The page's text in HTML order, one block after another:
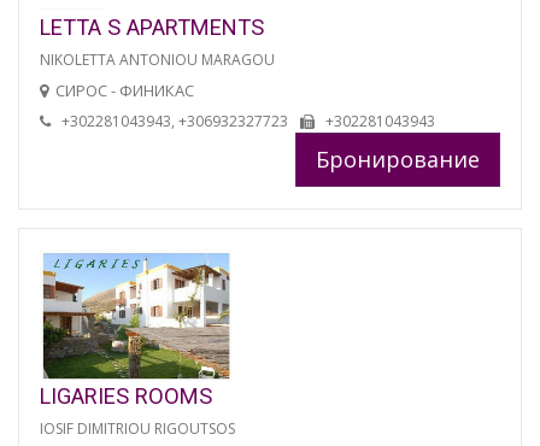
LETTA S APARTMENTS
NIKOLETTA ANTONIOU MARAGOU
СИРОС - ФИНИКАС
+302281043943, +306932327723 +302281043943
Бронирование
LIGARIES ROOMS
IOSIF DIMITRIOU RIGOUTSOS